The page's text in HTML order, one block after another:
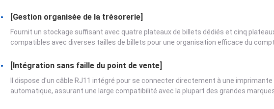
[Gestion organisée de la trésorerie]
Fournit un stockage suffisant avec quatre plateaux de billets dédiés et cinq
compatibles avec diverses tailles de billets pour une organisation efficace du
[Intégration sans faille du point de vente]
Il dispose d'un câble RJ11 intégré pour se connecter directement à une
automatique, assurant une large compatibilité avec la plupart des grandes